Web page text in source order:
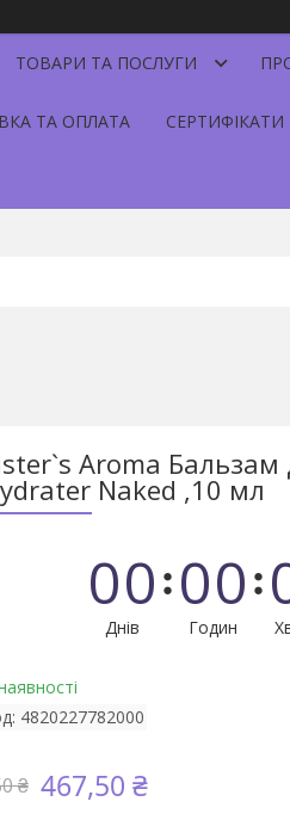
ТОВАРИ ТА ПОСЛУГИ
ТА ОПЛАТА СЕРТИФІКАТИ
Aroma Бальзам
Naked ,10 мл
00
Днів
00
Годин
4820227782000
₴ 467,50 ₴